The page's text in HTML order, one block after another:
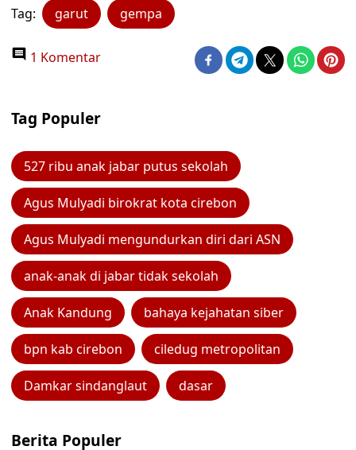
Tag: garut gempa
1 Komentar
Tag Populer
527 ribu anak jabar putus sekolah
Agus Mulyadi birokrat kota cirebon
Agus Mulyadi mengundurkan diri dari ASN
anak-anak di jabar tidak sekolah
Anak Kandung bahaya kejahatan siber
bpn kab cirebon ciledug metropolitan
Damkar sindanglaut dasar
Berita Populer